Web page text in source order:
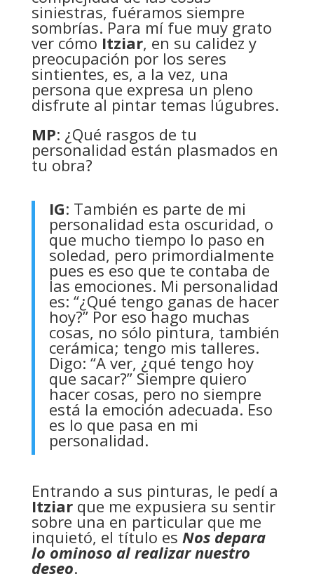
siniestras, fuéramos siempre
sombrías. Para mí fue muy grato
ver cómo Itziar, en su calidez y
preocupación por los seres
sintientes, es, a la vez, una
persona que expresa un pleno
disfrute al pintar temas lúgubres.
MP: ¿Qué rasgos de tu
personalidad están plasmados en
tu obra?
IG: También es parte de mi
personalidad esta oscuridad, o
que mucho tiempo lo paso en
soledad, pero primordialmente
pues es eso que te contaba de
las emociones. Mi personalidad
es: “¿Qué tengo ganas de hacer
hoy?” Por eso hago muchas
cosas, no sólo pintura, también
cerámica; tengo mis talleres.
Digo: “A ver, ¿qué tengo hoy
que sacar?” Siempre quiero
hacer cosas, pero no siempre
está la emoción adecuada. Eso
es lo que pasa en mi
personalidad.
Entrando a sus pinturas, le pedí a
Itziarque me expusiera su sentir
sobre una en particular que me
inquietó, el título es Nos depara
lo ominoso al realizar nuestro
deseo.